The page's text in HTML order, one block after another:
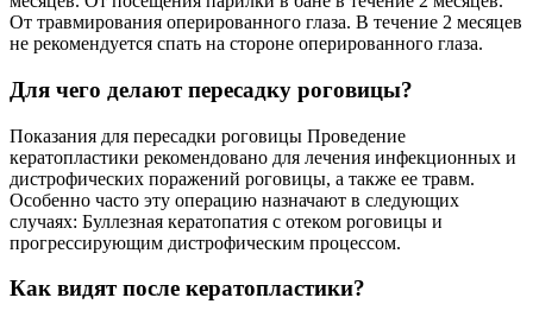
От травмирования оперированного глаза. В течение 2 месяцев
не рекомендуется спать на стороне оперированного глаза.
Для чего делают пересадку роговицы?
Показания для пересадки роговицы Проведение
кератопластики рекомендовано для лечения инфекционных и
дистрофических поражений роговицы, а также ее травм.
Особенно часто эту операцию назначают в следующих
случаях: Буллезная кератопатия с отеком роговицы и
прогрессирующим дистрофическим процессом.
Как видят после кератопластики?